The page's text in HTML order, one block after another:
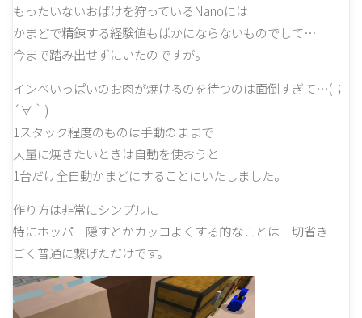
もったいないおばけを狩っているNanoには
かまどで精錬する経験値もばかにならないものでして…
今まで踏み出せずにいたのですが。
インベいっぱいのお肉が焼けるのを待つのは面倒すぎて…(；
´∀｀)
1スタック程度のものは手動のままで
大量に焼きたいときは自動を使おうと
1台だけ全自動かまどにすることにいたしました。
作り方は非常にシンプルに
特にホッパー隠すとかカッコよくする的なことは一切省き
ごく普通に繋げただけです。